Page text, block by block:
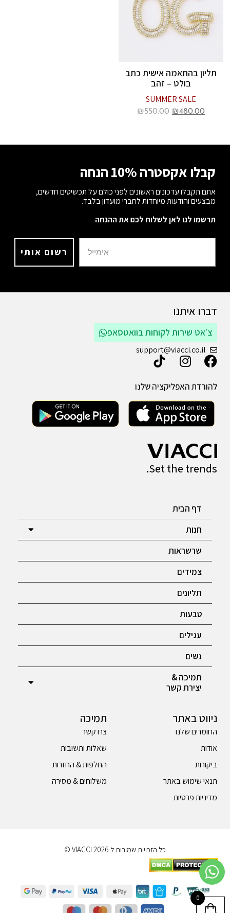
תליון בהתאמה אישית כתב
בולט – זהב
SUMMER SALE
₪480.00
₪550.00
דברו איתנו
צ׳אט שירות לקוחות בוואטסאפ
support@viacci.co.il
להורדת האפליקציה שלנו
Set the trends.
דף הבית
חנות
שרשראות
צמידים
תליונים
טבעות
עגילים
נשים
תמיכה &
יצירת קשר
ניווט באתר
החומרים שלנו
אודות
ביקורות
תנאי שימוש באתר
מדיניות פרטיות
תמיכה
צרו קשר
שאלות ותשובות
החלפות & החזרות
משלוחים & מסירה
קבלו אקסטרה 10% הנחה
אתם תקבלו עדכונים ראשונים לפני כולם על תכשיטים חדשים,
מבצעים והודעות מיוחדות לחברי מועדון בלבד.
תרשמו לנו לאן לשלוח לכם את ההנחה
רשום אותי
כל הזכויות שמורות ל 2026 VIACCI ©
0